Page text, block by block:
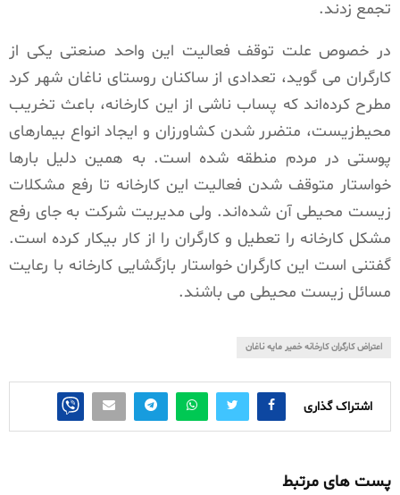
تجمع زدند.
در خصوص علت توقف فعالیت این واحد صنعتی یکی از
کارگران می گوید، تعدادی از ساکنان روستای ناغان شهر کرد
مطرح کرده‌اند که پساب ناشی از این کارخانه، باعث تخریب
محیط‌زیست، متضرر شدن کشاورزان و ایجاد انواع بیمارهای
پوستی در مردم منطقه شده است. به همین دلیل بارها
خواستار متوقف شدن فعالیت این کارخانه تا رفع مشکلات
زیست محیطی آن شده‌اند. ولی مدیریت شرکت به جای رفع
مشکل کارخانه را تعطیل و کارگران را از کار بیکار کرده است.
گفتنی است این کارگران خواستار بازگشایی کارخانه با رعایت
مسائل زیست محیطی می باشند.
اعتراض کارگران کارخانه خمیر مایه ناغان
اشتراک گذاری
پست های مرتبط